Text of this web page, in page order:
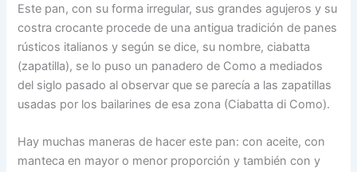
Este pan, con su forma irregular, sus grandes agujeros y su
costra crocante procede de una antigua tradición de panes
rústicos italianos y según se dice, su nombre, ciabatta
(zapatilla), se lo puso un panadero de Como a mediados
del siglo pasado al observar que se parecía a las zapatillas
usadas por los bailarines de esa zona (Ciabatta di Como).
Hay muchas maneras de hacer este pan: con aceite, con
manteca en mayor o menor proporción y también con y